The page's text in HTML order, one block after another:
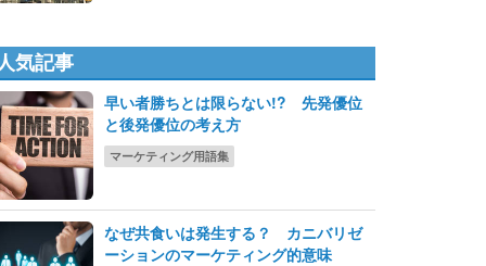
気記事
早い者勝ちとは限らない!? 先発優位
と後発優位の考え方
マーケティング用語集
なぜ共食いは発生する？ カニバリゼ
ーションのマーケティング的意味